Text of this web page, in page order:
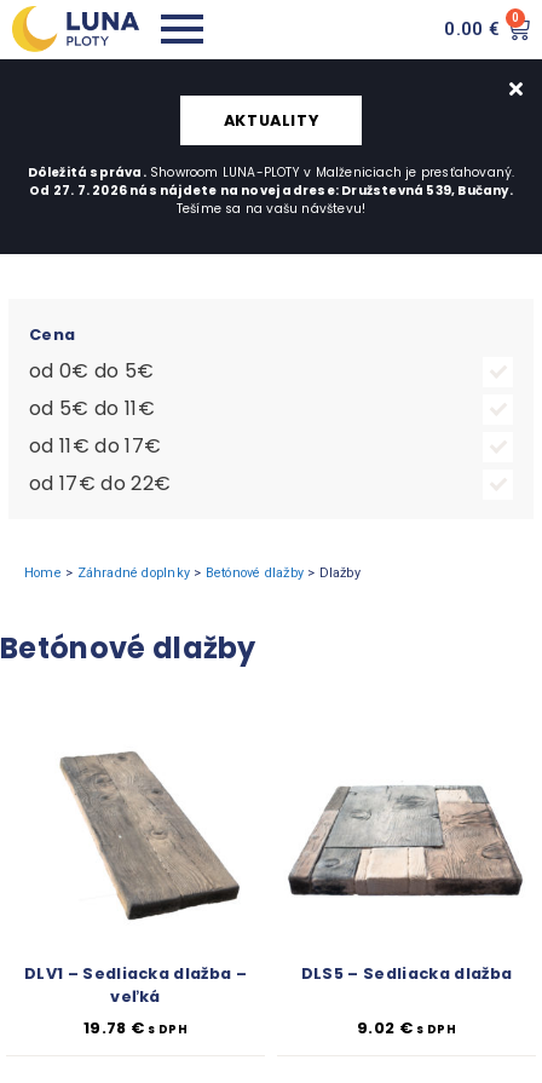
0.00 € 0
AKTUALITY
Dôležitá správa.Showroom LUNA-PLOTY v Malženiciach je presťahovaný.
Od 27. 7. 2026 nás nájdete na novej adrese: Družstevná 539, Bučany.
Tešíme sa na vašu návštevu!
Cena
od 0€ do 5€
od 5€ do 11€
od 11€ do 17€
od 17€ do 22€
Home > Záhradné doplnky > Betónové dlažby> Dlažby
Betónové dlažby
DLV1 – Sedliacka dlažba –
veľká
19.78 € s DPH
DLS5 – Sedliacka dlažba
9.02 € s DPH